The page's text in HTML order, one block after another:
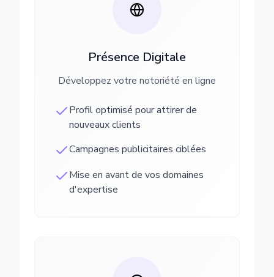
Présence Digitale
Développez votre notoriété en ligne
Profil optimisé pour attirer de
nouveaux clients
Campagnes publicitaires ciblées
Mise en avant de vos domaines
d'expertise